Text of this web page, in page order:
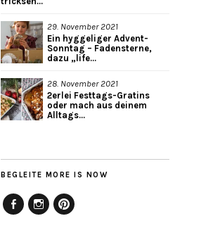
29. November 2021
Ein hyggeliger Advent-
Sonntag – Fadensterne,
dazu „life...
28. November 2021
2erlei Festtags-Gratins
oder mach aus deinem
Alltags...
BEGLEITE MORE IS NOW